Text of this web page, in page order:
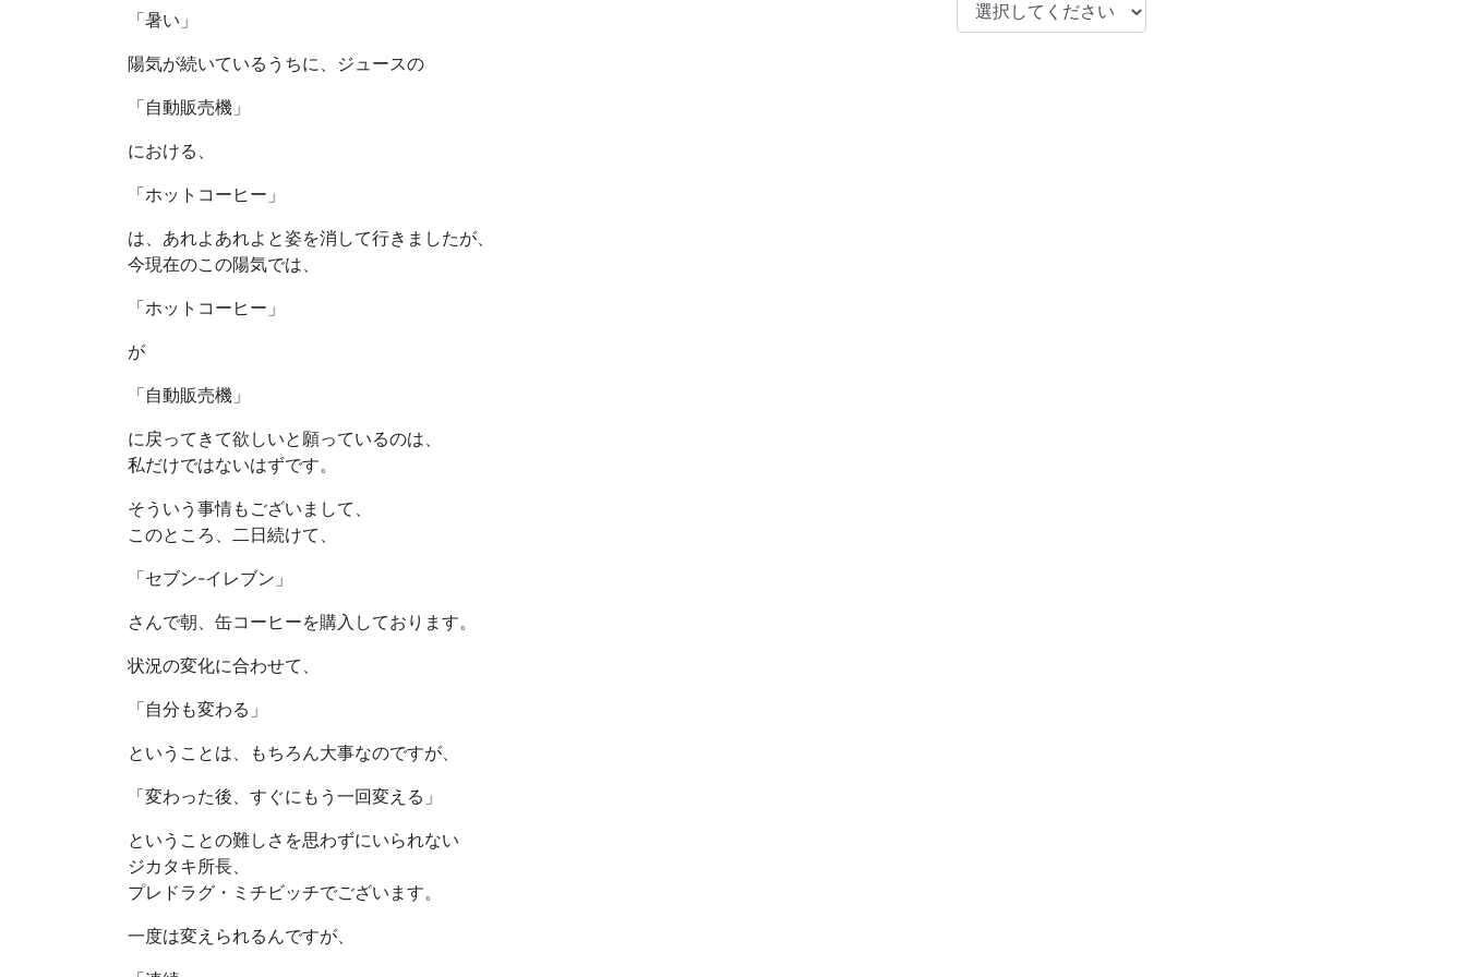
「暑い」
陽気が続いているうちに、ジュースの
「自動販売機」
における、
「ホットコーヒー」
は、あれよあれよと姿を消して行きましたが、
今現在のこの陽気では、
「ホットコーヒー」
が
「自動販売機」
に戻ってきて欲しいと願っているのは、
私だけではないはずです。
そういう事情もございまして、
このところ、二日続けて、
「セブン-イレブン」
さんで朝、缶コーヒーを購入しております。
状況の変化に合わせて、
「自分も変わる」
ということは、もちろん大事なのですが、
「変わった後、すぐにもう一回変える」
ということの難しさを思わずにいられない
ジカタキ所長、
プレドラグ・ミチビッチでございます。
一度は変えられるんですが、